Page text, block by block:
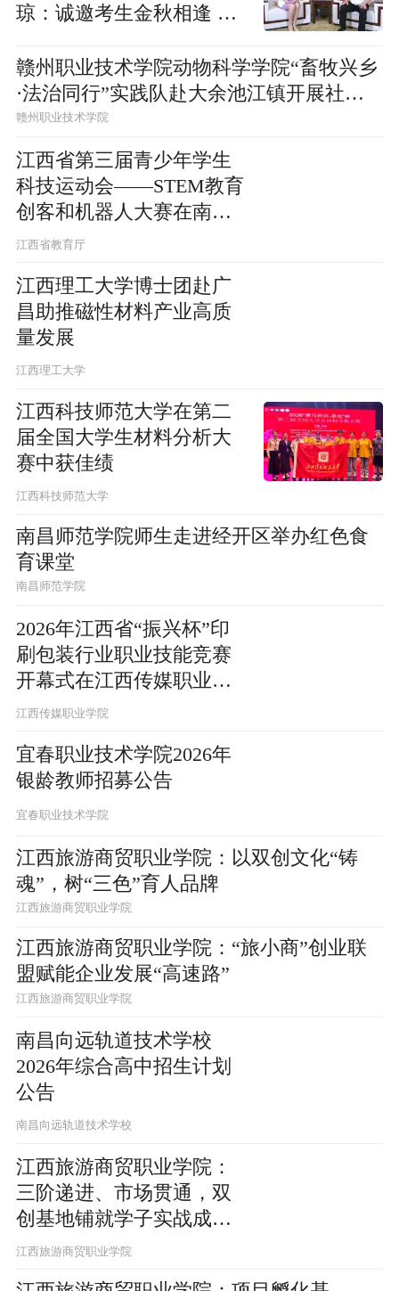
琼：诚邀考生金秋相逢 开
赣州职业技术学院动物科学学院“畜牧兴乡
·法治同行”实践队赴大余池江镇开展社会
实践
赣州职业技术学院
江西省第三届青少年学生
科技运动会——STEM教育
创客和机器人大赛在南昌
举办
江西省教育厅
江西理工大学博士团赴广
昌助推磁性材料产业高质
量发展
江西理工大学
江西科技师范大学在第二
届全国大学生材料分析大
赛中获佳绩
江西科技师范大学
南昌师范学院师生走进经开区举办红色食
育课堂
南昌师范学院
2026年江西省“振兴杯”印
刷包装行业职业技能竞赛
开幕式在江西传媒职业学
院举办
江西传媒职业学院
宜春职业技术学院2026年
银龄教师招募公告
宜春职业技术学院
江西旅游商贸职业学院：以双创文化“铸
魂”，树“三色”育人品牌
江西旅游商贸职业学院
江西旅游商贸职业学院：“旅小商”创业联
盟赋能企业发展“高速路”
江西旅游商贸职业学院
南昌向远轨道技术学校
2026年综合高中招生计划
公告
南昌向远轨道技术学校
江西旅游商贸职业学院：
三阶递进、市场贯通，双
创基地铺就学子实战成才
路
江西旅游商贸职业学院